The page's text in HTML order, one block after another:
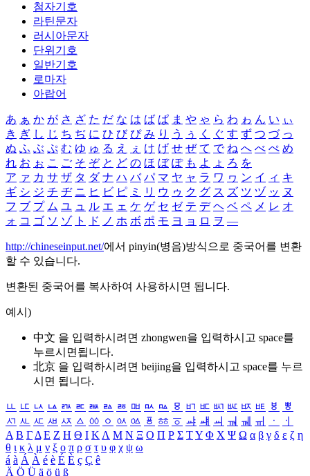
첨자기호
라틴문자
러시아문자
단위기호
일반기호
로마자
아랍어
あ ぁ か が さ ざ た だ な は ば ぱ ま や ゃ ら わ ゎ ん い ぃ
き ぎ し じ ち ぢ に ひ び ぴ み り う ぅ く ぐ す ず つ づ っ
ぬ ふ ぶ ぷ む ゆ ゅ る え ぇ け げ せ ぜ て で ね へ べ ぺ め
れ お ぉ こ ご そ ぞ と ど の ほ ぼ ぽ も よ ょ ろ を
ア ァ カ サ ザ タ ダ ナ ハ バ パ マ ヤ ャ ラ ワ ヮ ン イ ィ キ
ギ シ ジ チ ヂ ニ ヒ ビ ピ ミ リ ウ ゥ ク グ ス ズ ツ ヅ ッ ヌ
フ ブ プ ム ユ ュ ル エ ェ ケ ゲ セ ゼ テ デ ヘ ベ ペ メ レ オ
ォ コ ゴ ソ ゾ ト ド ノ ホ ボ ポ モ ヨ ョ ロ ヲ ―
http://chineseinput.net/에서 pinyin(병음)방식으로 중국어를 변환
할 수 있습니다.
변환된 중국어를 복사하여 사용하시면 됩니다.
예시)
中文 을 입력하시려면 zhongwen을 입력하시고 space를
누르시면됩니다.
北京 을 입력하시려면 beijing을 입력하시고 space를 누르
시면 됩니다.
ㅥ ㅦ ㅧ ㅨ ㅩ ㅪ ㅫ ㅬ ㅭ ㅮ ㅯ ㅰ ㅱ ㅲ ㅳ ㅴ ㅵ ㅶ ㅷ ㅸ
ㅹ
ㅺ ㅻ ㅼ ㅽ ㅾ ㅿ ㆀ ㆁ ㆂ ㆃ ㆄ ㆅ ㆆ ㆇ ㆈ ㆉ ㆊ ㆋ ㆌ ㆍ
ㆎ
Α Β ΓΔ Ε Ζ Η Θ Ι ΚΛ Μ Ν Ξ Ο Π Ρ Σ ΤΥ Φ Χ Ψ Ω α β γ δ ε ζ η
θ ι κ λ μ ν ξ ο π ρ σ τ υ φ χ ψ ω
á à Á À é è É È ç Ç ê
Ä Ö Ü ä ö ü ß